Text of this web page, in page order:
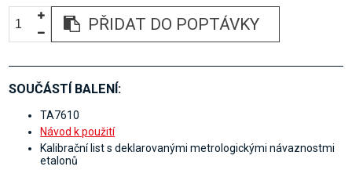
PŘIDAT DO POPTÁVKY
SOUČÁSTÍ BALENÍ:
TA7610
Návod k použití
Kalibrační list s deklarovanými metrologickými návaznostmi
etalonů